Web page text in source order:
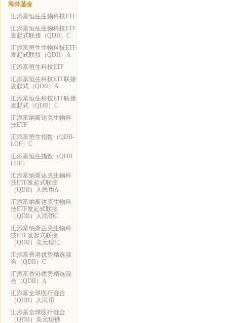
海外基金
汇添富恒生生物科技ETF
汇添富恒生生物科技ETF
发起式联接（QDII）C
汇添富恒生生物科技ETF
发起式联接（QDII）A
汇添富恒生科技ETF
汇添富恒生科技ETF联接
发起式（QDII）A
汇添富恒生科技ETF联接
发起式（QDII）C
汇添富纳斯达克生物科
技ETF
汇添富恒生指数（QDII-
LOF）C
汇添富恒生指数（QDII-
LOF）
汇添富纳斯达克生物科
技ETF发起式联接
（QDII）人民币A
汇添富纳斯达克生物科
技ETF发起式联接
（QDII）人民币C
汇添富纳斯达克生物科
技ETF发起式联接
（QDII）美元现汇
汇添富香港优势精选混
合（QDII）C
汇添富香港优势精选混
合（QDII）A
汇添富全球医疗混合
（QDII）人民币
汇添富全球医疗混合
（QDII）美元现钞